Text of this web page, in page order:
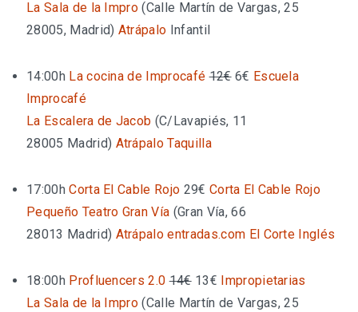
La Sala de la Impro (Calle Martín de Vargas, 25
28005, Madrid) Atrápalo Infantil
14:00h La cocina de Improcafé 12€6€ Escuela
Improcafé
La Escalera de Jacob (C/Lavapiés, 11
28005 Madrid) Atrápalo Taquilla
17:00h Corta El Cable Rojo 29€ Corta El Cable Rojo
Pequeño Teatro Gran Vía (Gran Vía, 66
28013 Madrid) Atrápalo entradas.com El Corte Inglés
18:00h Profluencers 2.0 14€13€ Impropietarias
La Sala de la Impro (Calle Martín de Vargas, 25